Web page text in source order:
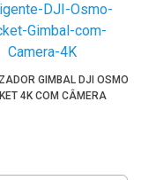
GIMBAL DJI OSMO
4K COM CÂMERA